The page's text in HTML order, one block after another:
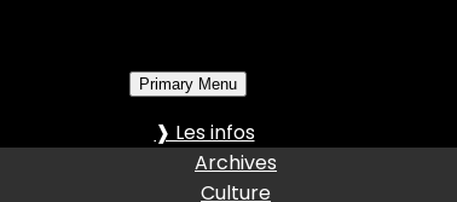
Primary Menu
❱ Les infos
Archives
Culture